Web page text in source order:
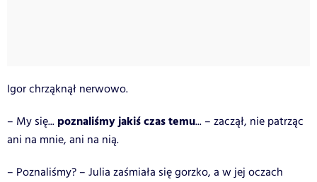
Igor chrząknął nerwowo.
– My się... poznaliśmy jakiś czas temu... – zaczął, nie patrząc
ani na mnie, ani na nią.
– Poznaliśmy? – Julia zaśmiała się gorzko, a w jej oczach